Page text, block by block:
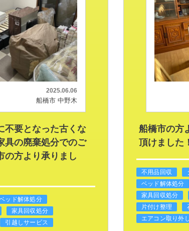
2025.06.06
船橋市 中野木
不要となった古くな
具の廃棄処分でのご
の方より承りまし
ッド解体処分
家具回収処分
引越しサービス
船橋市の方
頂けました！
不用品回収
ベッド解体処分
家具回収処分
片付け整理
エアコン取り外